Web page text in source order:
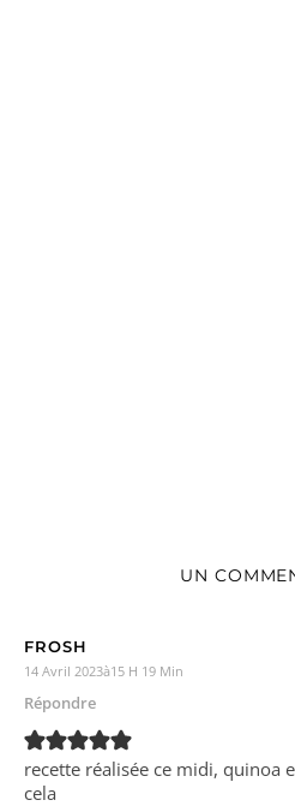
UN
FROSH
14 Avril 2023à15 H 19 Min
Répondre
recette réalisée ce midi, quinoa
cela